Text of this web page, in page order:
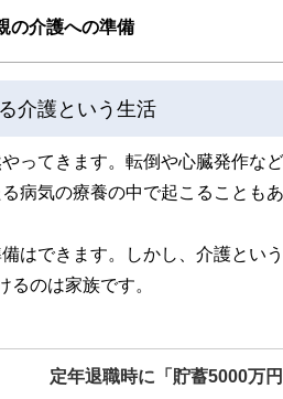
の介護への準備
介護という生活
ってきます。転倒や心臓発作な
病気の療養の中で起こることもあ
はできます。しかし、介護とい
るのは家族です。
定年退職時に「貯蓄5000万